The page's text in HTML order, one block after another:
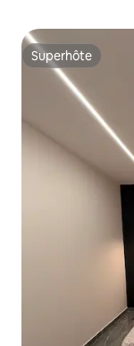
Superhôte
Superhôte